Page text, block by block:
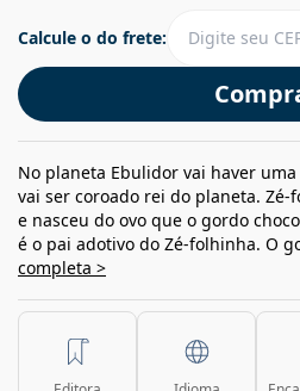
Calcule o do frete:
No planeta Ebulidor vai haver
vai ser coroado rei do planeta.
e nasceu do ovo que o gordo
é o pai adotivo do Zé-folhinha. O
completa >